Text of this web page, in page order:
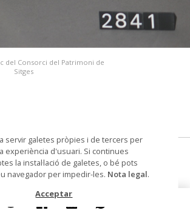
del Consorci del Patrimoni de
Sitges
forquilla
Col·lecció Col. Dr. Jesús Pérez-Rosales
servir galetes pròpies i de tercers per
experiència d'usuari. Si continues
la instal·lació de galetes, o bé pots
navegador per impedir-les. Nota legal.
Acceptar